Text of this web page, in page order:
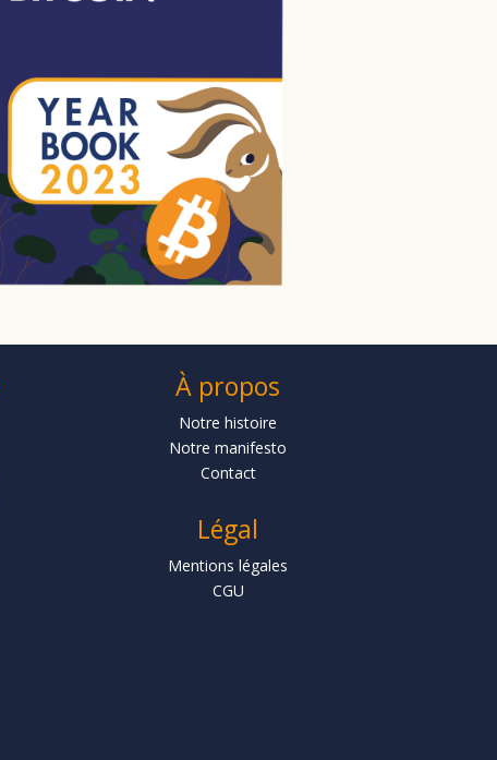
À propos
Notre histoire
Notre manifesto
Contact
Légal
Mentions légales
CGU